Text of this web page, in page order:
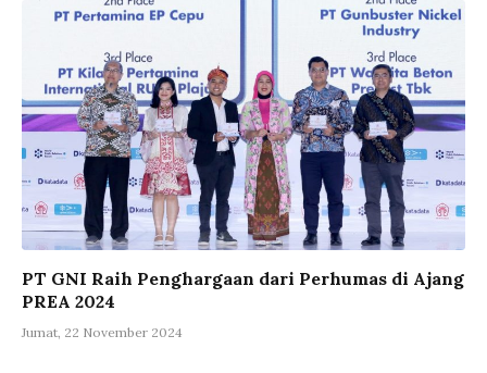
PT GNI Raih Penghargaan dari Perhumas di Ajang
PREA 2024
Jumat, 22 November 2024